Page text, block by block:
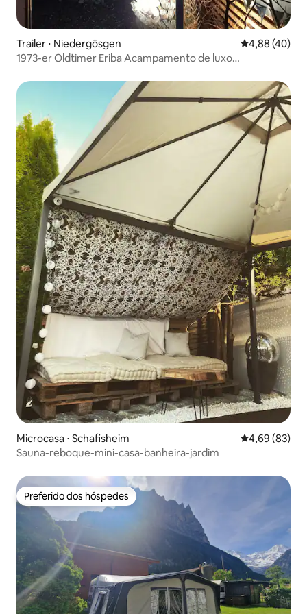
Trailer ⋅ Niedergösgen 4,88 de uma
4,88 (40)
1973-er Oldtimer Eriba Acampamento de luxo
Microcasa ⋅ Schafisheim 4,69 de uma
4,69 (83)
Sauna-reboque-mini-casa-banheira-jardim
Preferido dos hóspedes
Preferido dos hóspedes